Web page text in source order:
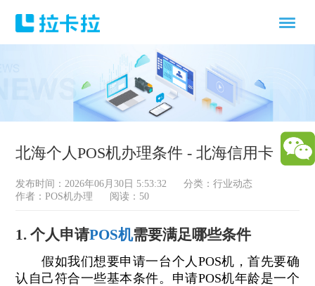
北海个人POS机办理条件 - 北海信用卡
发布时间：2026年06月30日 5:53:32 分类：行业动态
作者：POS机办理
阅读：50
1. 个人申请POS机需要满足哪些条件
假如我们想要申请一台个人POS机，首先要确
认自己符合一些基本条件。申请POS机年龄是一个